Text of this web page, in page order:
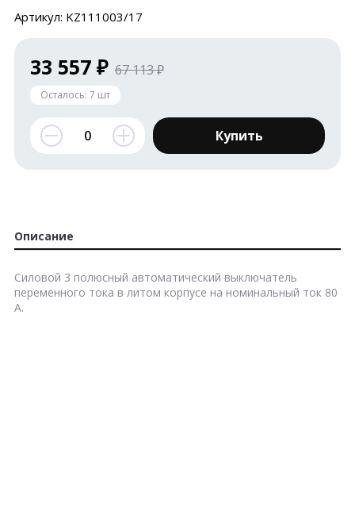
Артикул: KZ111003/17
33 557 ₽ 67 113 ₽
Осталось: 7 шт
Купить
Описание
Силовой 3 полюсный автоматический выключатель
переменного тока в литом корпусе на номинальный ток 80
А.